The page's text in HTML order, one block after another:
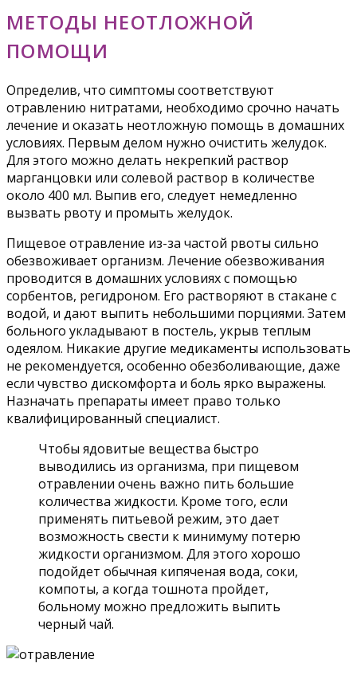
МЕТОДЫ НЕОТЛОЖНОЙ
ПОМОЩИ
Определив, что симптомы соответствуют
отравлению нитратами, необходимо срочно начать
лечение и оказать неотложную помощь в домашних
условиях. Первым делом нужно очистить желудок.
Для этого можно делать некрепкий раствор
марганцовки или солевой раствор в количестве
около 400 мл. Выпив его, следует немедленно
вызвать рвоту и промыть желудок.
Пищевое отравление из-за частой рвоты сильно
обезвоживает организм. Лечение обезвоживания
проводится в домашних условиях с помощью
сорбентов, регидроном. Его растворяют в стакане с
водой, и дают выпить небольшими порциями. Затем
больного укладывают в постель, укрыв теплым
одеялом. Никакие другие медикаменты использовать
не рекомендуется, особенно обезболивающие, даже
если чувство дискомфорта и боль ярко выражены.
Назначать препараты имеет право только
квалифицированный специалист.
Чтобы ядовитые вещества быстро
выводились из организма, при пищевом
отравлении очень важно пить большие
количества жидкости. Кроме того, если
применять питьевой режим, это дает
возможность свести к минимуму потерю
жидкости организмом. Для этого хорошо
подойдет обычная кипяченая вода, соки,
компоты, а когда тошнота пройдет,
больному можно предложить выпить
черный чай.